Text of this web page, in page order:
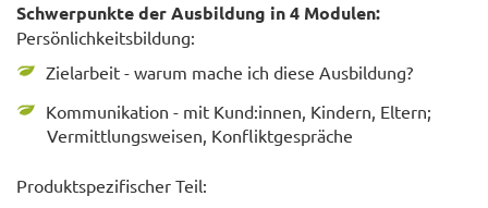
Schwerpunkte der Ausbildung in 4 Modulen:
Persönlichkeitsbildung:
Zielarbeit - warum mache ich diese Ausbildung?
Kommunikation - mit Kund:innen, Kindern, Eltern;
Vermittlungsweisen, Konfliktgespräche
Produktspezifischer Teil: